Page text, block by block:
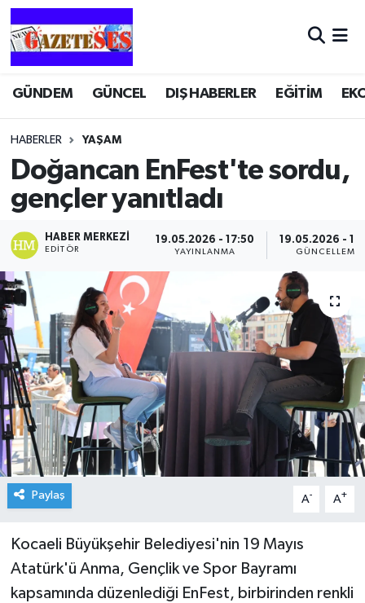
GÜNDEM GÜNCEL DIŞ HABERLER EĞİTİM
HABERLER YAŞAM
Doğancan EnFest'te sordu,
gençler yanıtladı
HABER MERKEZI
EDITÖR
19.05.2026 - 17:50
YAYINLANMA
19.05.2026 -
GÜNCELLEME
Paylaş A- A+
Kocaeli Büyükşehir Belediyesi'nin 19 Mayıs
Atatürk'ü Anma, Gençlik ve Spor Bayramı
kapsamında düzenlediği EnFest, birbirinden renkli